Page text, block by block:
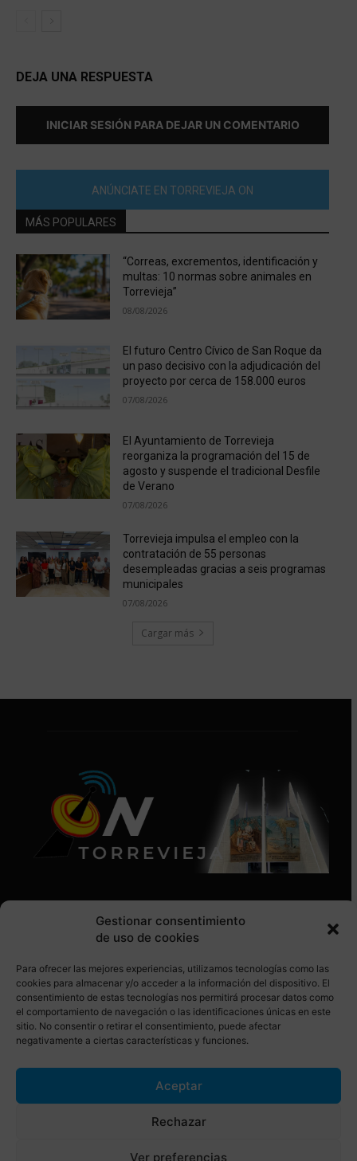
Gestionar consentimiento
de uso de cookies
Para ofrecer las mejores experiencias, utilizamos tecnologías como las
cookies para almacenar y/o acceder a la información del dispositivo. El
consentimiento de estas tecnologías nos permitirá procesar datos como
el comportamiento de navegación o las identificaciones únicas en este
sitio. No consentir o retirar el consentimiento, puede afectar
negativamente a ciertas características y funciones.
Aceptar
Rechazar
Ver preferencias
DEJA UNA RESPUESTA
INICIAR SESIÓN PARA DEJAR UN COMENTARIO
ANÚNCIATE EN TORREVIEJA ON
MÁS POPULARES
“Correas, excrementos, identificación y
multas: 10 normas sobre animales en
Torrevieja”
08/08/2026
El futuro Centro Cívico de San Roque da
un paso decisivo con la adjudicación del
proyecto por cerca de 158.000 euros
07/08/2026
El Ayuntamiento de Torrevieja
reorganiza la programación del 15 de
agosto y suspende el tradicional Desfile
de Verano
07/08/2026
Torrevieja impulsa el empleo con la
contratación de 55 personas
desempleadas gracias a seis programas
municipales
07/08/2026
Cargar más
SÍGUENOS EN REDES SOCIALES
© Torrevieja ON. Desarrollado por